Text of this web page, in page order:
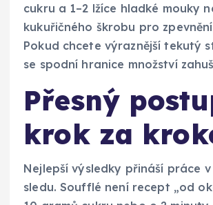
cukru a 1–2 lžíce hladké mouky
kukuřičného škrobu pro
Pokud chcete výraznější tekutý
se spodní hranice množství
Přesný
krok za
Nejlepší výsledky přináší práce v
sledu. Soufflé není recept „od